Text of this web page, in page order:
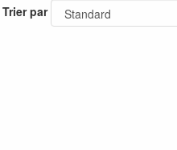
Trier par